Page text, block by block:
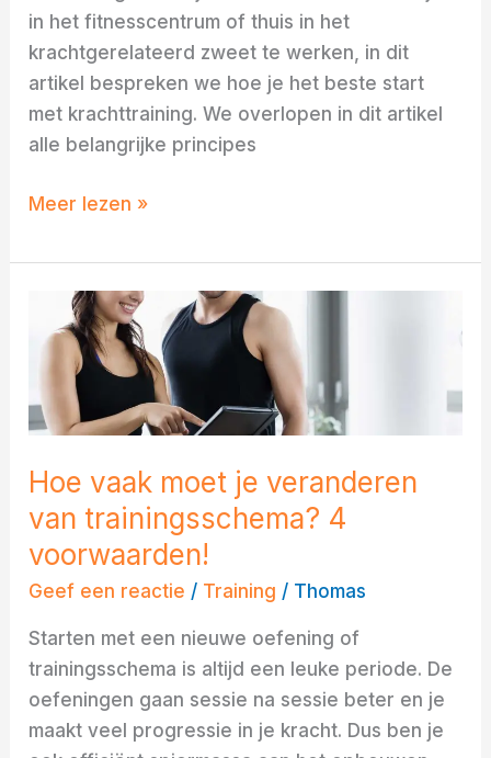
in het fitnesscentrum of thuis in het
krachtgerelateerd zweet te werken, in dit
artikel bespreken we hoe je het beste start
met krachttraining. We overlopen in dit artikel
alle belangrijke principes
Meer lezen »
Hoe vaak moet je veranderen
van trainingsschema? 4
voorwaarden!
Geef een reactie / Training / Thomas
Starten met een nieuwe oefening of
trainingsschema is altijd een leuke periode. De
oefeningen gaan sessie na sessie beter en je
maakt veel progressie in je kracht. Dus ben je
vaak
moet
veranderen
trainingsschema?
4
voorwaarden!